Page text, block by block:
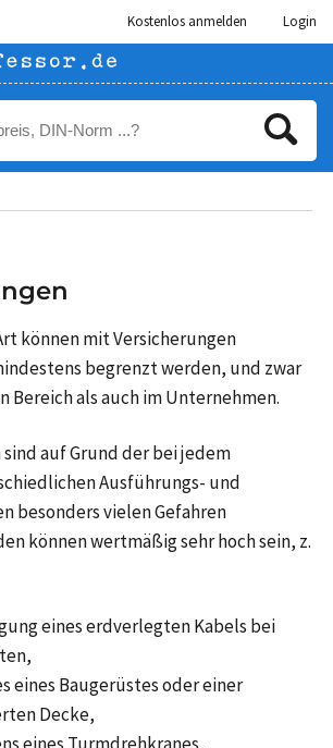
Kostenlos anmelden Login
können mit Versicherungen
begrenzt werden, und zwar
Bereich als auch im Unternehmen.
auf Grund der bei jedem
Ausführungs- und
besonders vielen Gefahren
können wertmäßig sehr hoch sein, z.
eines erdverlegten Kabels bei
eines Baugerüstes oder einer
Decke,